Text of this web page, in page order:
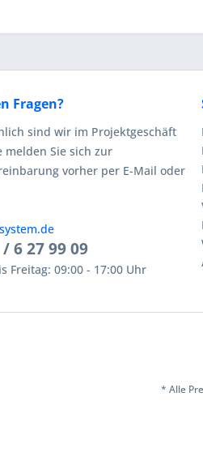
Fragen?
sind wir im Projektgeschäft
melden Sie sich zur
vorher per E-Mail oder
6 27 99 09
Freitag: 09:00 - 17:00 Uhr
* Alle